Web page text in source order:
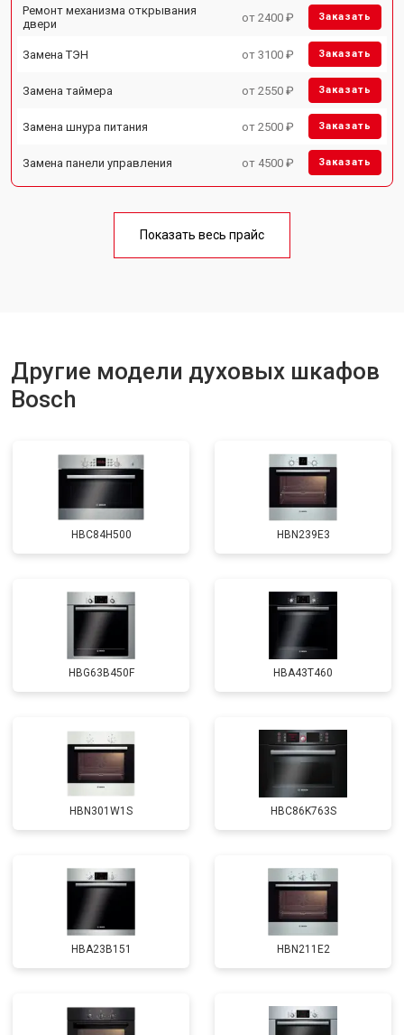
Ремонт механизма открывания
двери
от 2400 ₽ Заказать
Замена ТЭН от 3100 ₽ Заказать
Замена таймера от 2550 ₽ Заказать
Замена шнура питания от 2500 ₽ Заказать
Замена панели управления от 4500 ₽ Заказать
Показать весь прайс
Другие модели духовых шкафов
Bosch
HBC84H500 HBN239E3
HBG63B450F HBA43T460
HBN301W1S HBC86K763S
HBA23B151 HBN211E2